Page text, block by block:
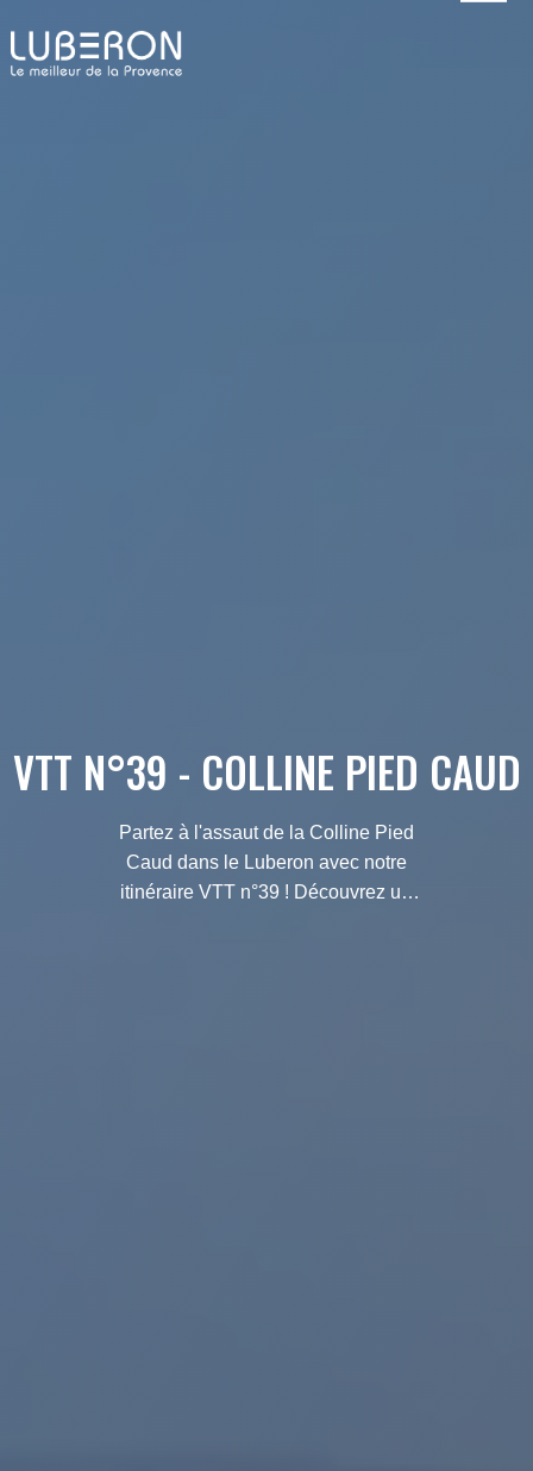
VTT N°39 - COLLINE PIED CAUD
Partez à l'assaut de la Colline Pied
Caud dans le Luberon avec notre
itinéraire VTT n°39 ! Découvrez un